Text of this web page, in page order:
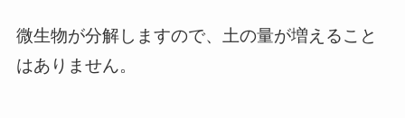
微生物が分解しますので、土の量が増えること
はありません。